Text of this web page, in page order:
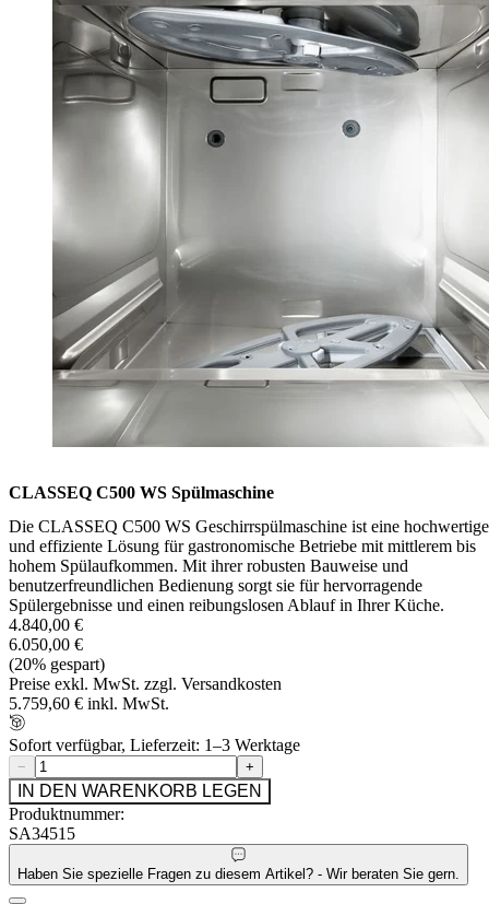
CLASSEQ C500 WS Spülmaschine
Die CLASSEQ C500 WS Geschirrspülmaschine ist eine hochwertige
und effiziente Lösung für gastronomische Betriebe mit mittlerem bis
hohem Spülaufkommen. Mit ihrer robusten Bauweise und
benutzerfreundlichen Bedienung sorgt sie für hervorragende
Spülergebnisse und einen reibungslosen Ablauf in Ihrer Küche.
4.840,00 €
6.050,00 €
(20% gespart)
Preise exkl. MwSt. zzgl. Versandkosten
5.759,60 € inkl. MwSt.
Sofort verfügbar, Lieferzeit: 1–3 Werktage
− +
IN DEN WARENKORB LEGEN
Produktnummer:
SA34515
Haben Sie spezielle Fragen zu diesem Artikel? - Wir beraten Sie gern.